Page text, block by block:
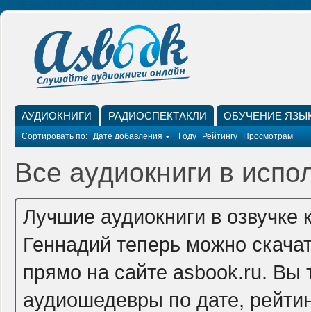
АУДИОКНИГИ РАДИОСПЕКТАКЛИ ОБУЧЕНИЕ
Сортировать по: Дате добавления Году Рейтингу Просмотрам
Все аудиокниги в
Лучшие аудиокниги в
Геннадий теперь можно
прямо на сайте asbook.ru. Вы
аудиошедевры по дате,